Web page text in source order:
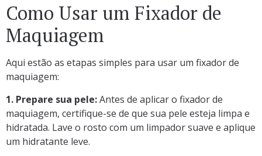
Como Usar um Fixador de
Maquiagem
Aqui estão as etapas simples para usar um fixador de
maquiagem:
1. Prepare sua pele:Antes de aplicar o fixador de
maquiagem, certifique-se de que sua pele esteja limpa e
hidratada. Lave o rosto com um limpador suave e aplique
um hidratante leve.